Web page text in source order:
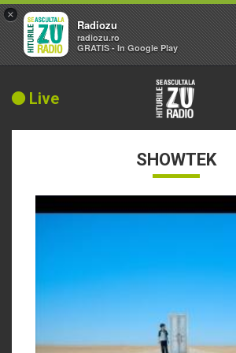
Live
SHOWTEK
×
Radiozu
radiozu.ro
GRATIS - In Google Play